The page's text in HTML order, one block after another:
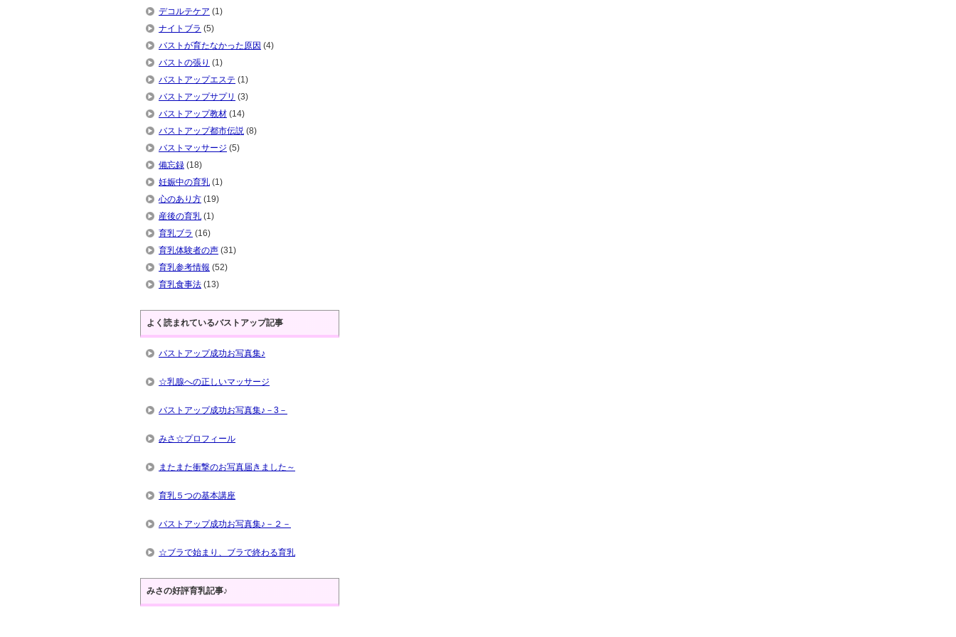
デコルテケア (1)
ナイトブラ (5)
バストが育たなかった原因 (4)
バストの張り (1)
バストアップエステ (1)
バストアップサプリ (3)
バストアップ教材 (14)
バストアップ都市伝説 (8)
バストマッサージ (5)
備忘録 (18)
妊娠中の育乳 (1)
心のあり方 (19)
産後の育乳 (1)
育乳ブラ (16)
育乳体験者の声 (31)
育乳参考情報 (52)
育乳食事法 (13)
よく読まれているバストアップ記事
バストアップ成功お写真集♪
☆乳腺への正しいマッサージ
バストアップ成功お写真集♪－3－
みさ☆プロフィール
またまた衝撃のお写真届きました～
育乳５つの基本講座
バストアップ成功お写真集♪－２－
☆ブラで始まり、ブラで終わる育乳
みさの好評育乳記事♪